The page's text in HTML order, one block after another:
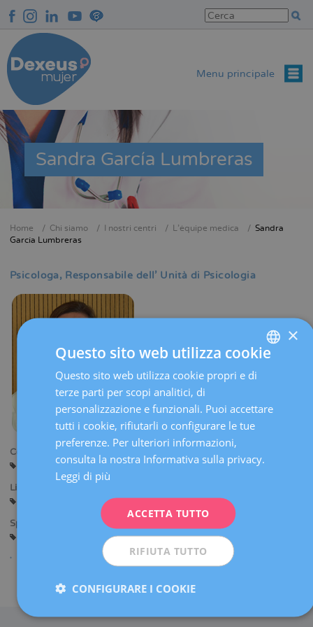
contenuto
principale
Menu principale
Sandra García Lumbreras
Briciole
pane
Home Chi siamo I nostri centri L'équipe medica
Sandra
García Lumbreras
Psicologa Responsabile dell' Unità di Psicologia
Centri:
Barcellona
Lingue:
Catalano
Inglese
Specialità:
SPANISH
DEUTSCH
×
Questo sito web utilizza cookie
Questo sito web utilizza cookie propri e di
terze parti per scopi analitici, di
personalizzazione e funzionali. Puoi accettare
tutti i cookie, rifiutarli o configurare le tue
preferenze. Per ulteriori informazioni,
consulta la nostra Informativa sulla privacy.
Leggi di più
ACCETTA TUTTO
RIFIUTA TUTTO
CONFIGURARE I COOKIE